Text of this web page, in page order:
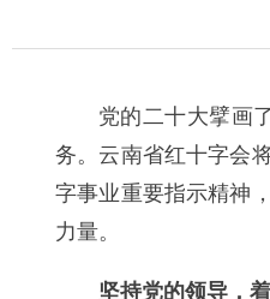
党的二十大擘画
务。云南省红十字会
字事业重要指示精神
力量。
坚持党的领导，